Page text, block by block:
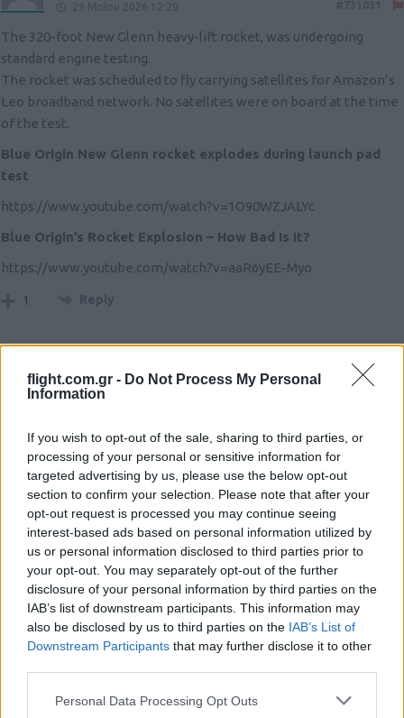
flight.com.gr - Do Not Process My Personal
Information
If you wish to opt-out of the sale, sharing to third parties, or
processing of your personal or sensitive information for
targeted advertising by us, please use the below opt-out
section to confirm your selection. Please note that after your
opt-out request is processed you may continue seeing
interest-based ads based on personal information utilized by
us or personal information disclosed to third parties prior to
your opt-out. You may separately opt-out of the further
disclosure of your personal information by third parties on the
IAB’s list of downstream participants. This information may
also be disclosed by us to third parties on the IAB’s List of
Downstream Participants that may further disclose it to other
Please note that this website/app uses one or more Google
Personal Data Processing Opt Outs
29 Μαΐου 2026 12:20
The 320-foot New Glenn heavy-lift rocket, was undergoing
standard engine testing.
The rocket was scheduled to fly carrying satellites for Amazon’s
Leo broadband network. No satellites were on board at the time
of the test.
Blue Origin New Glenn rocket explodes during launch pad
test
https://www.youtube.com/watch?v=1O90WZJALYc
Blue Origin’s Rocket Explosion – How Bad Is It?
https://www.youtube.com/watch?v=aaR6yEE-Myo
1 Reply
29 Μαΐου 2026 13:01
#731039
ΜΕΛΛΟΝΤΙΚΗ αξιοπιστια των οχηματων
Η αποτυχια ειναι πιο χρησιμη απο την επιτυχια.
Ο συγκεκριμενος φορεας ειναι 20 χρονια πισω σε σχεση με του
Μασκ αφου ουσιαστικα προκειται για μερικως
επαναχρησιμοποιουμενο οπως το Φαλκον 9.
Δεν τιθεται θεμα κουρσας λοιπον.
Ο Μασκ τρεχει μονος και τρεχει γρηγορα γιατι εχει οραμα.
Ο Μπεζος παει χαλαρα γιατι ειναι μπον βιβερ.
Και καλα κανει.
Αυτα αφηστε για τα νιουςμπομπ.